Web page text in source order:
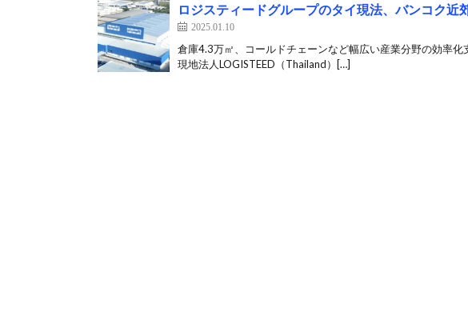
ロジスティードグループのタイ現法、バンコク近
2025.01.10
倉庫4.3万㎡、コールドチェーンなど幅広い産業分野の効率
現地法人LOGISTEED（Thailand）[…]